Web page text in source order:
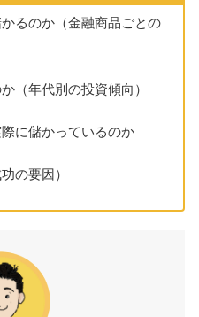
るのか（金融商品ごとの
（年代別の投資傾向）
に儲かっているのか
の要因）